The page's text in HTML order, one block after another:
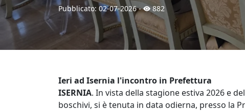
Pubblicato: 02-07-2026- 882
Ieri ad Isernia l'incontro in Prefettura
ISERNIA. In vista della stagione estiva 2026 e
boschivi, si è tenuta in data odierna, presso la